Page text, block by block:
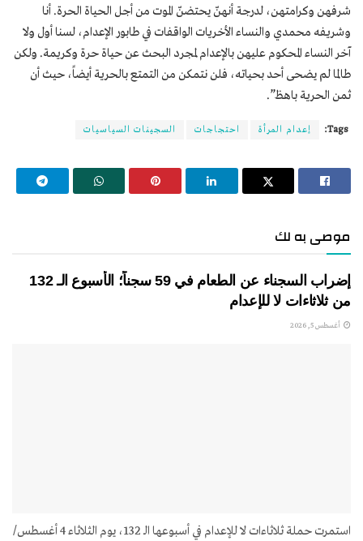
شرفهن وكرامتهن، لدرجة أنهنّ يحتضنّ الموت من أجل الحياة الحرة. أنا
وشريفه محمدي والنساء الأخريات الواقفات في طابور الإعدام، لسنا أول ولا
آخر النساء المحكوم عليهن بالإعدام لمجرد البحث عن حياة حرة وكريمة. ولكن
طالما لم يضحى أحد بحياته، فلن نتمكن من التمتع بالحرية أيضاً، حيث أن
ثمن الحرية باهظ”.
Tags: إعدام المرأة احتجاجات السجينات السياسيات
موصى به لك
إضراب السجناء عن الطعام في 59 سجناً؛ الأسبوع الـ 132
من ثلاثاءات لا للإعدام
أغسطس 5, 2026
استمرت حملة ثلاثاءات لا للإعدام في أسبوعها الـ 132، يوم الثلاثاء 4 أغسطس/